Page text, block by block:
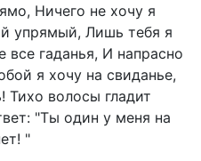
Ничего не хочу я
упрямый, Лишь тебя я
гаданья, И напрасно
я хочу на свиданье,
Тихо волосы гладит
"Ты один у меня на
"